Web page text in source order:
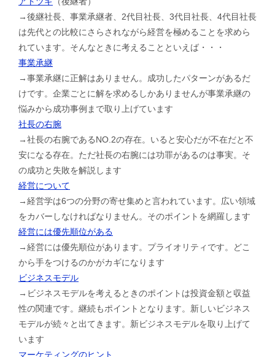
→後継社長、事業承継者、2代目社長、3代目社長、4代目社長
は先代との比較にさらされながら経営を極めることを求めら
れています。そんなときに考えることといえば・・・
事業承継
→事業承継に正解はありません。成功したパターンがあるだ
けです。企業ごとに解を求めるしかありませんが事業承継の
悩みから成功事例まで取り上げています
社長の右腕
→社長の右腕であるNO.2の存在。いると安心だが不在だと不
安になる存在。ただ社長の右腕には功罪があるのは事実。そ
の成功と失敗を解説します
経営について
→経営学は6つの分野の寄せ集めと言われています。広い領域
をカバーしなければなりません。そのポイントを網羅します
経営には優先順位がある
→経営には優先順位があります。プライオリティです。どこ
から手をつけるのかがカギになります
ビジネスモデル
→ビジネスモデルを考えるときのポイントは投資金額と収益
性の関連です。継続もポイントとなります。新しいビジネス
モデルが続々と出てきます。新ビジネスモデルを取り上げて
います
マーケティングのヒント